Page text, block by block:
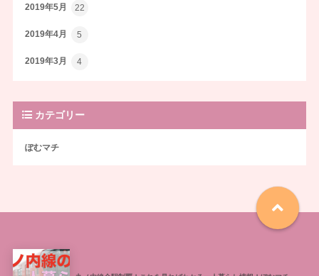
2019年5月 22
2019年4月 5
2019年3月 4
カテゴリー
ぽむマチ